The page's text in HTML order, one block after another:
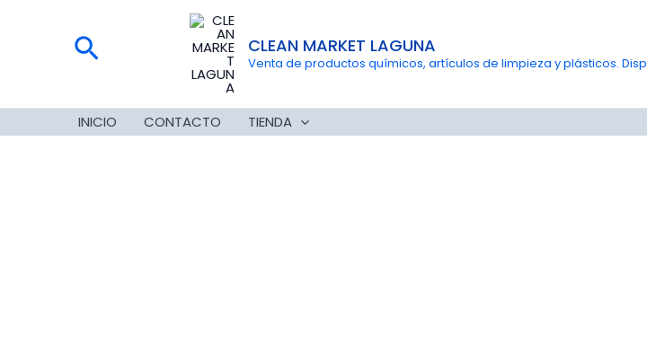
Buscar CLEAN MARKET LAGUNA
Venta de productos químicos, artículos de limpieza y plásticos.
INICIO CONTACTO TIENDA